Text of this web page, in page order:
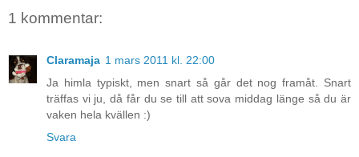
1 kommentar:
Claramaja 1 mars 2011 kl. 22:00
Ja himla typiskt, men snart så går det nog framåt. Snart
träffas vi ju, då får du se till att sova middag länge så du är
vaken hela kvällen :)
Svara